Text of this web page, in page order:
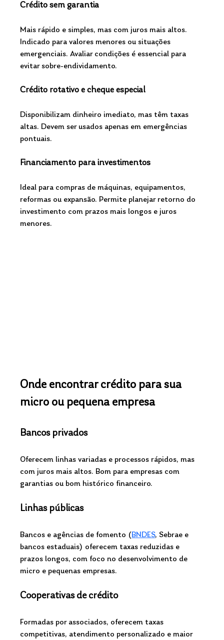
Crédito sem garantia
Mais rápido e simples, mas com juros mais altos.
Indicado para valores menores ou situações
emergenciais. Avaliar condições é essencial para
evitar sobre-endividamento.
Crédito rotativo e cheque especial
Disponibilizam dinheiro imediato, mas têm taxas
altas. Devem ser usados apenas em emergências
pontuais.
Financiamento para investimentos
Ideal para compras de máquinas, equipamentos,
reformas ou expansão. Permite planejar retorno do
investimento com prazos mais longos e juros
menores.
Onde encontrar crédito para sua
micro ou pequena empresa
Bancos privados
Oferecem linhas variadas e processos rápidos, mas
com juros mais altos. Bom para empresas com
garantias ou bom histórico financeiro.
Linhas públicas
Bancos e agências de fomento (BNDES, Sebrae e
bancos estaduais) oferecem taxas reduzidas e
prazos longos, com foco no desenvolvimento de
micro e pequenas empresas.
Cooperativas de crédito
Formadas por associados, oferecem taxas
competitivas, atendimento personalizado e maior